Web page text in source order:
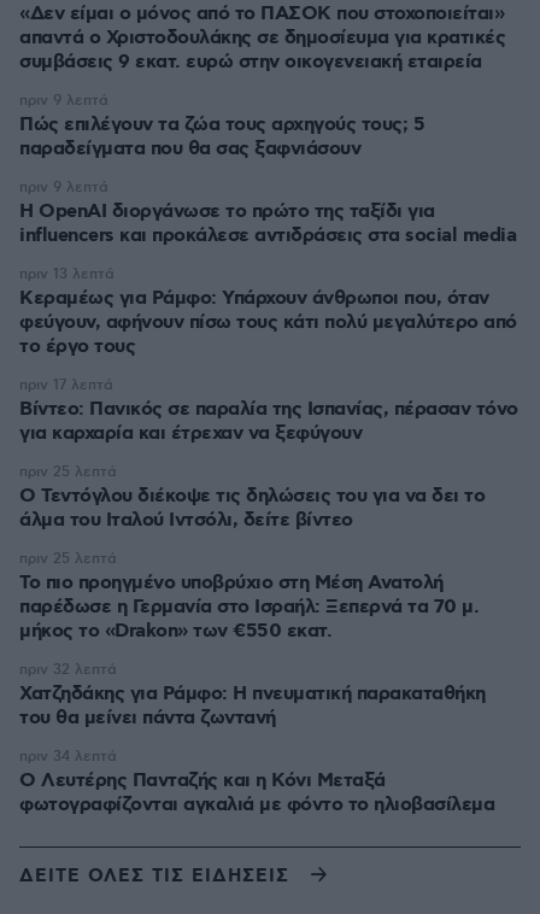
«Δεν είμαι ο μόνος από το ΠΑΣΟΚ που στοχοποιείται»
απαντά ο Χριστοδουλάκης σε δημοσίευμα για κρατικές
συμβάσεις 9 εκατ. ευρώ στην οικογενειακή εταιρεία
Πώς επιλέγουν τα ζώα τους αρχηγούς τους; 5
παραδείγματα που θα σας ξαφνιάσουν
πριν 9 λεπτά
Η OpenAI διοργάνωσε το πρώτο της ταξίδι για
influencers και προκάλεσε αντιδράσεις στα social media
πριν 9 λεπτά
Κεραμέως για Ράμφο: Υπάρχουν άνθρωποι που, όταν
φεύγουν, αφήνουν πίσω τους κάτι πολύ μεγαλύτερο από
το έργο τους
πριν 13 λεπτά
Βίντεο: Πανικός σε παραλία της Ισπανίας, πέρασαν τόνο
για καρχαρία και έτρεχαν να ξεφύγουν
πριν 17 λεπτά
Ο Τεντόγλου διέκοψε τις δηλώσεις του για να δει το
άλμα του Ιταλού Ιντσόλι, δείτε βίντεο
πριν 25 λεπτά
Το πιο προηγμένο υποβρύχιο στη Μέση Ανατολή
παρέδωσε η Γερμανία στο Ισραήλ: Ξεπερνά τα 70 μ.
μήκος το «Drakon» των €550 εκατ.
πριν 25 λεπτά
Χατζηδάκης για Ράμφο: Η πνευματική παρακαταθήκη
του θα μείνει πάντα ζωντανή
πριν 32 λεπτά
Ο Λευτέρης Πανταζής και η Κόνι Μεταξά
φωτογραφίζονται αγκαλιά με φόντο το ηλιοβασίλεμα
πριν 34 λεπτά
ΔΕΙΤΕ ΟΛΕΣ ΤΙΣ ΕΙΔΗΣΕΙΣ